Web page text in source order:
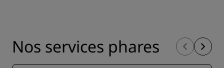
Nos services phares